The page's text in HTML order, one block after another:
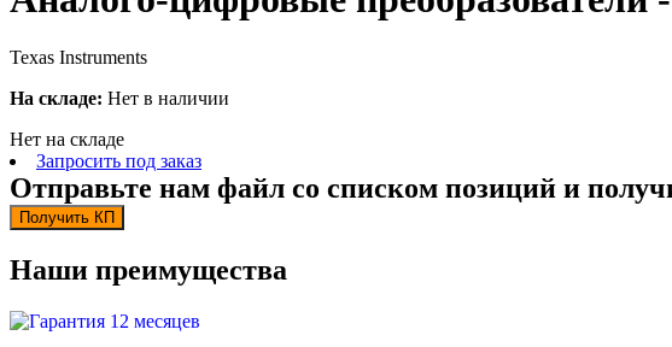
Texas Instruments
На складе: Нет в наличии
Нет на складе
Запросить под заказ
Отправьте нам файл со списком позиций и
Получить КП
Наши преимущества